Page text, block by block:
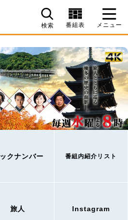
検索 番組表 メニュー
クナンバー 番組内紹介リスト
旅人 Instagram